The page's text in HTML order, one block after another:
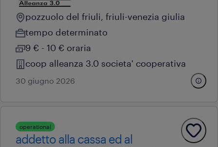
pozzuolo del friuli, friuli-venezia giulia
tempo determinato
9 € - 10 € oraria
coop alleanza 3.0 societa' cooperativa
30 giugno 2026
operational
addetto alla cassa ed al